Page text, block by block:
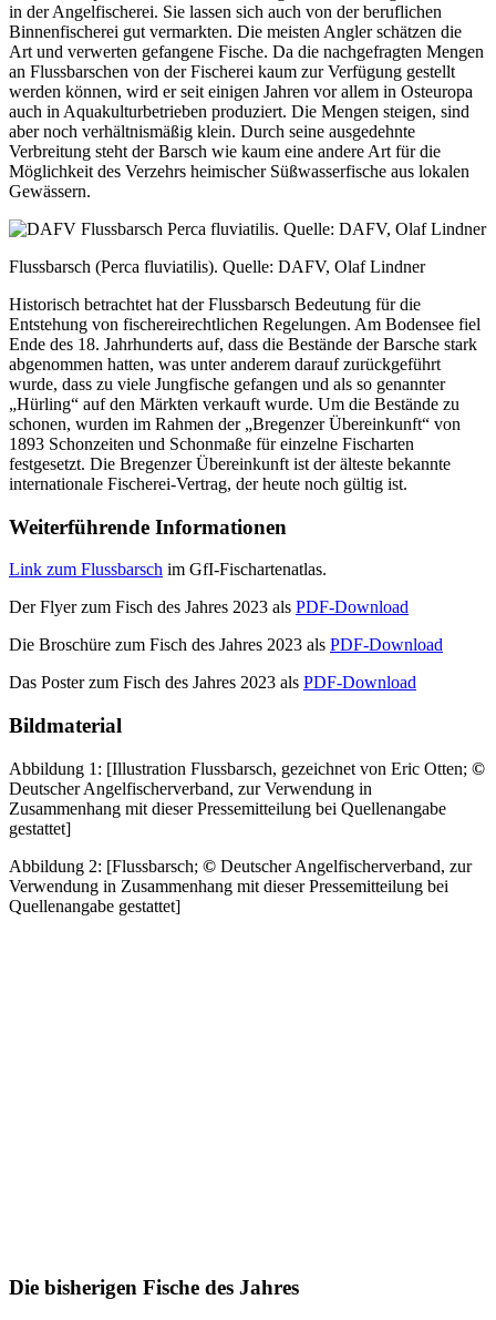
in der Angelfischerei. Sie lassen sich auch von der beruflichen
Binnenfischerei gut vermarkten. Die meisten Angler schätzen die
Art und verwerten gefangene Fische. Da die nachgefragten Mengen
an Flussbarschen von der Fischerei kaum zur Verfügung gestellt
werden können, wird er seit einigen Jahren vor allem in Osteuropa
auch in Aquakulturbetrieben produziert. Die Mengen steigen, sind
aber noch verhältnismäßig klein. Durch seine ausgedehnte
Verbreitung steht der Barsch wie kaum eine andere Art für die
Möglichkeit des Verzehrs heimischer Süßwasserfische aus lokalen
Gewässern.
Flussbarsch (Perca fluviatilis). Quelle: DAFV, Olaf Lindner
Historisch betrachtet hat der Flussbarsch Bedeutung für die
Entstehung von fischereirechtlichen Regelungen. Am Bodensee fiel
Ende des 18. Jahrhunderts auf, dass die Bestände der Barsche stark
abgenommen hatten, was unter anderem darauf zurückgeführt
wurde, dass zu viele Jungfische gefangen und als so genannter
„Hürling“ auf den Märkten verkauft wurde. Um die Bestände zu
schonen, wurden im Rahmen der „Bregenzer Übereinkunft“ von
1893 Schonzeiten und Schonmaße für einzelne Fischarten
festgesetzt. Die Bregenzer Übereinkunft ist der älteste bekannte
internationale Fischerei-Vertrag, der heute noch gültig ist.
Weiterführende Informationen
Link zum Flussbarsch im GfI-Fischartenatlas.
Der Flyer zum Fisch des Jahres 2023 als PDF-Download
Die Broschüre zum Fisch des Jahres 2023 als PDF-Download
Das Poster zum Fisch des Jahres 2023 als PDF-Download
Bildmaterial
Abbildung 1: [Illustration Flussbarsch, gezeichnet von Eric Otten; ©
Deutscher Angelfischerverband, zur Verwendung in
Zusammenhang mit dieser Pressemitteilung bei Quellenangabe
gestattet]
Abbildung 2: [Flussbarsch; © Deutscher Angelfischerverband, zur
Verwendung in Zusammenhang mit dieser Pressemitteilung bei
Quellenangabe gestattet]
Die bisherigen Fische des Jahres